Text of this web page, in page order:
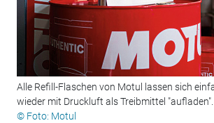
Alle Refill-Flaschen von Motul lassen sich
wieder mit Druckluft als Treibmittel "aufladen".
© Foto: Motul